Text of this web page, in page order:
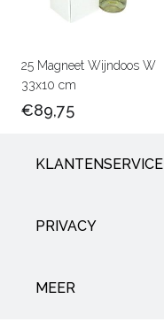
25 Magneet Wijndoos W
33x10 cm
€89,75
KLANTENSERVICE
PRIVACY
MEER